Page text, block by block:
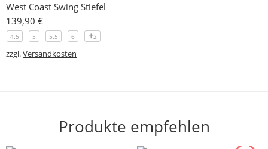
West Coast Swing Stiefel
139,90 €
4.5 5 5.5 6 2
zzgl.Versandkosten
Produkte empfehlen